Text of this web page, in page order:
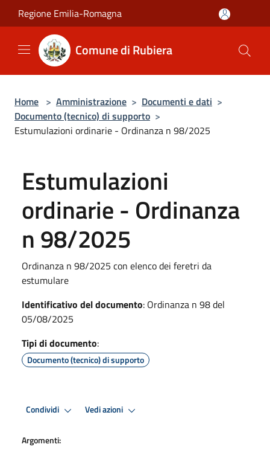
Salta al contenuto principale
Regione Emilia-Romagna
Comune di Rubiera
Home > Amministrazione > Documenti e dati >
Documento (tecnico) di supporto >
Estumulazioni ordinarie - Ordinanza n 98/2025
Estumulazioni
ordinarie - Ordinanza
n 98/2025
Ordinanza n 98/2025 con elenco dei feretri da
estumulare
Identificativo del documento: Ordinanza n 98 del
05/08/2025
Tipi di documento:
Documento (tecnico) di supporto
Condividi Vedi azioni
Argomenti: